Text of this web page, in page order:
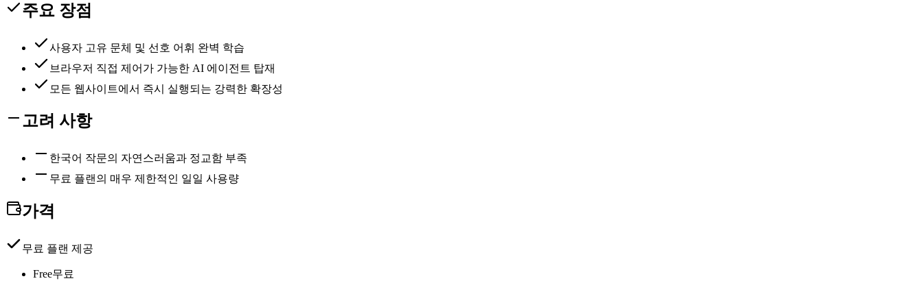
주요 장점
사용자 고유 문체 및 선호 어휘 완벽 학습
브라우저 직접 제어가 가능한 AI 에이전트 탑재
모든 웹사이트에서 즉시 실행되는 강력한 확장성
고려 사항
한국어 작문의 자연스러움과 정교함 부족
무료 플랜의 매우 제한적인 일일 사용량
가격
무료 플랜 제공
Free무료